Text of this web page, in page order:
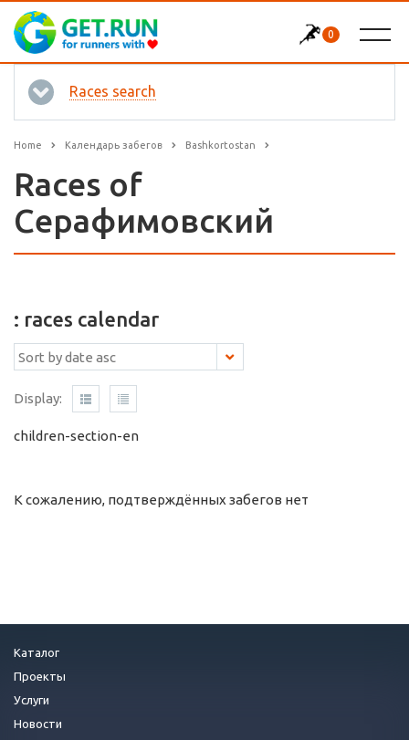
0
Races search
Home Календарь забегов Bashkortostan
Races of
Серафимовский
: races calendar
Display:
children-section-en
К сожалению, подтверждённых забегов нет
Каталог
Проекты
Услуги
Новости